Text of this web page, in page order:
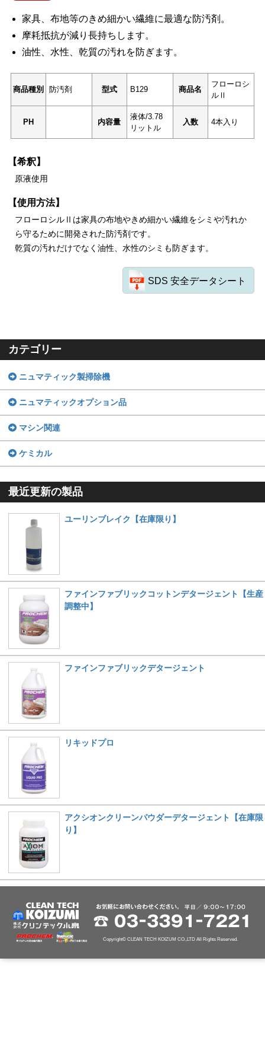
家具、布地等のきめ細かい繊維に最適な防汚剤。
摩耗抵抗が減り長持ちします。
油性、水性、乾質の汚れを防ぎます。
商品種別 防汚剤 型式 B129 商品名
フローロシ
ルⅡ
PH 内容量
液体/3.78
リットル
入数 4本入り
【希釈】
原液使用
【使用方法】
フローロシルⅡは家具の布地やきめ細かい繊維をシミや汚れか
ら守るために開発された防汚剤です。
乾質の汚れだけでなく油性、水性のシミも防ぎます。
SDS 安全データシート
カテゴリー
ニュマティック製掃除機
ニュマティックオプション品
マシン関連
ケミカル
最近更新の製品
ユーリンブレイク【在庫限り】
ファインファブリックコットンデタージェント【生産
調整中】
ファインファブリックデタージェント
リキッドプロ
アクシオンクリーンパウダーデタージェント【在庫限
り】
Copyright© CLEAN TECH KOIZUM CO.,LTD All Rights Reserved.